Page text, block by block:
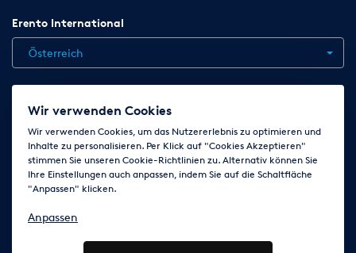
Erento International
Österreich
Jobs Kontakt News
AGB
Impressum Cookie-Einstellungen ändern
Folge uns auf
Wir verwenden Cookies
Wir verwenden Cookies, um das Nutzererlebnis zu optimieren und
Inhalte zu personalisieren. Per Klick auf "Cookies Akzeptieren"
stimmen Sie unseren Cookie-Richtlinien zu. Alternativ können Sie
Ihre Einstellungen auch anpassen, indem Sie auf die Schaltfläche
"Anpassen" klicken.
Anpassen